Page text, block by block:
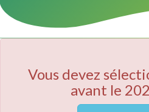
Vous devez
avant le